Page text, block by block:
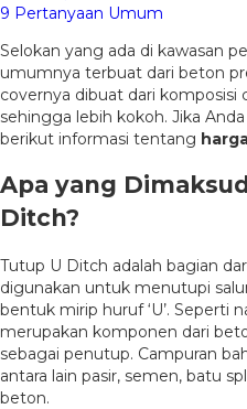
9 Pertanyaan Umum
Selokan yang ada di kawasan
umumnya terbuat dari beton
covernya dibuat dari komposisi
sehingga lebih kokoh. Jika
berikut informasi tentang
Apa yang
Ditch?
Tutup U Ditch adalah bagian
digunakan untuk menutupi
bentuk mirip huruf ‘U’. Seperti
merupakan komponen dari
sebagai penutup. Campuran
antara lain pasir, semen, batu
beton.